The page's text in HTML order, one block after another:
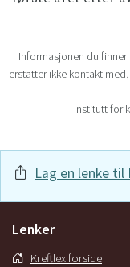
Informasjonen du finner
erstatter ikke kontakt
Institutt for
Lag en lenke
Lenker
Kreftlex forside